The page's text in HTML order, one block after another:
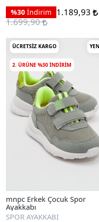
%30 İndirim
1.189,93
1.699,90
ÜCRETSIZ KARGO
2. ÜRÜNE %30 INDIRIM
mnpc Erkek Çocuk Spor
Ayakkabı
SPOR AYAKKABI